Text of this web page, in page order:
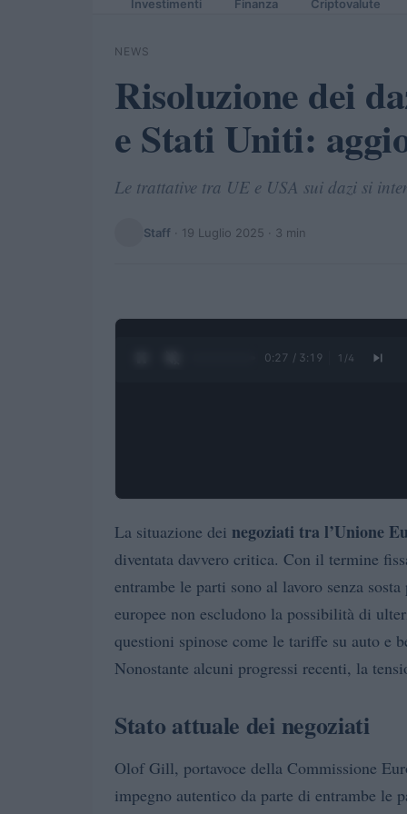
Investimenti Finanza Criptovalute
NEWS
Risoluzione dei
e Stati Uniti:
Le trattative tra UE e USA sui dazi si
Staff · 19 Luglio 2025 · 3 min
0:28 / 3:19 1 /4
La situazione dei negoziati tra l’Unione
diventata davvero critica. Con il termine
entrambe le parti sono al lavoro senza
europee non escludono la possibilità di
questioni spinose come le tariffe su auto e
Nonostante alcuni progressi recenti, la
Stato attuale dei negoziati
Olof Gill, portavoce della Commissione
impegno autentico da parte di entrambe le